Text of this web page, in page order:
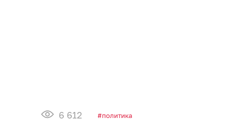
6 612 политика